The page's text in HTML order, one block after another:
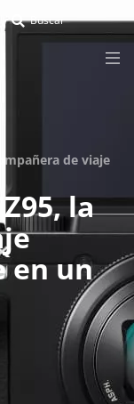
de viaje
la
en un